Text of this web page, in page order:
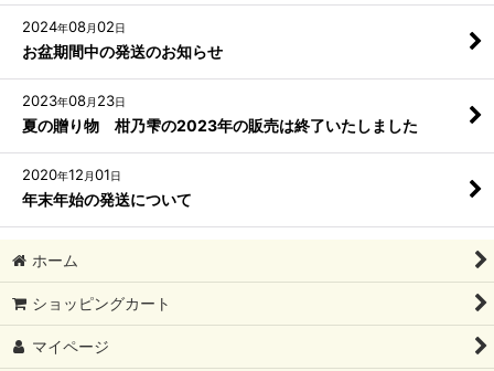
2024年08月02日
お盆期間中の発送のお知らせ
2023年08月 23日
夏の贈り物 柑乃雫の2023年の販売は終了いたしました
2020年12 月01日
年末年始の発送について
ホーム
ショッピングカート
マイページ